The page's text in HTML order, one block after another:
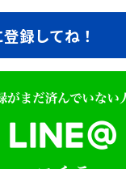
録してね！